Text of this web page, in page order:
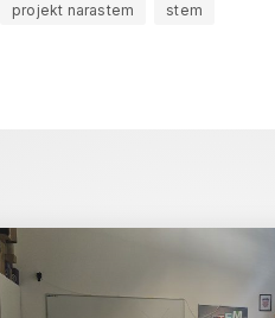
projekt narastem stem